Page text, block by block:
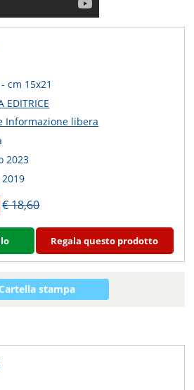
cm 15x21
EDITRICE
Informazione libera
2023
€ 18,60
Regala questo prodotto
stampa